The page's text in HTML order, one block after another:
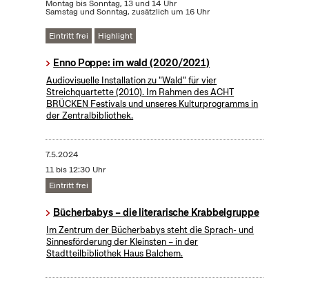
Montag bis Sonntag, 13 und 14 Uhr
Samstag und Sonntag, zusätzlich um 16 Uhr
Eintritt frei Highlight
Enno Poppe: im wald (2020/2021)
Audiovisuelle Installation zu "Wald" für vier
Streichquartette (2010). Im Rahmen des ACHT
BRÜCKEN Festivals und unseres Kulturprogramms in
der Zentralbibliothek.
7.5.2024
11 bis 12:30 Uhr
Eintritt frei
Bücherbabys – die literarische Krabbelgruppe
Im Zentrum der Bücherbabys steht die Sprach- und
Sinnesförderung der Kleinsten – in der
Stadtteilbibliothek Haus Balchem.